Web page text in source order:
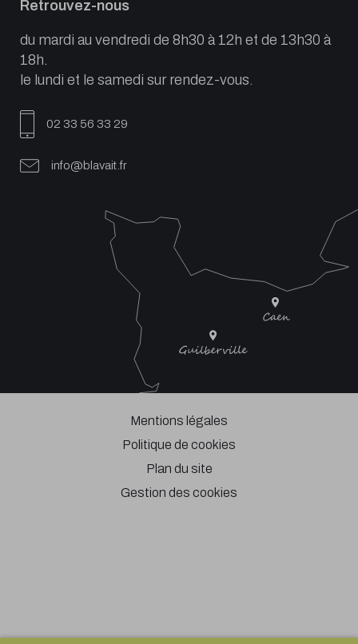
Retrouvez-nous
du mardi au vendredi de 8h30 à 12h et de 13h30 à
18h.
le lundi et le samedi sur rendez-vous.
02 33 56 33 29
info@blavait.fr
Mentions légales
Politique de cookies
Plan du site
Gestion des cookies